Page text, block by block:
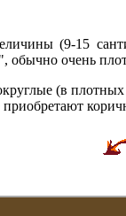
(9-15
обычно очень
(в